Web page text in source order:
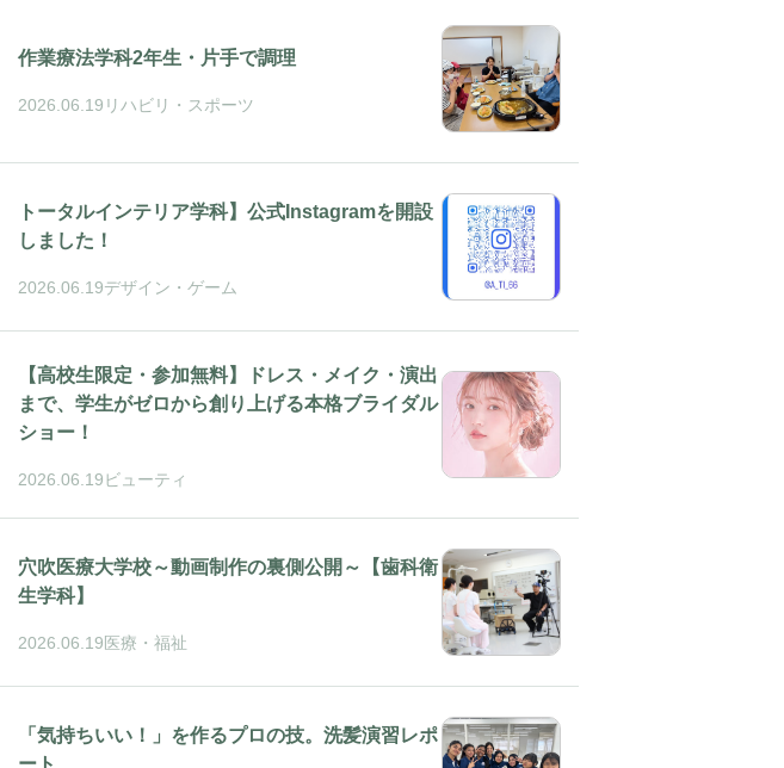
作業療法学科2年生・片手で調理
2026.06.19 リハビリ・スポーツ
トータルインテリア学科】公式Instagramを開設
しました！
2026.06.19デザイン・ゲーム
【高校生限定・参加無料】ドレス・メイク・演出
まで、学生がゼロから創り上げる本格ブライダル
ショー！
2026.06.19ビューティ
穴吹医療大学校～動画制作の裏側公開～【歯科衛
生学科】
2026.06.19医療・福祉
「気持ちいい！」を作るプロの技。洗髪演習レポ